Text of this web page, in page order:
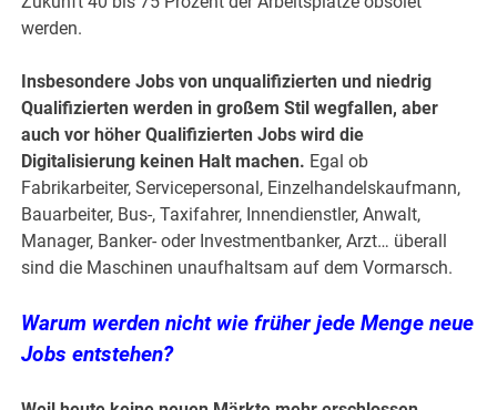
werden.
Insbesondere Jobs von unqualifizierten und niedrig
Qualifizierten werden in großem Stil wegfallen, aber
auch vor höher Qualifizierten Jobs wird die
Digitalisierung keinen Halt machen. Egal ob
Fabrikarbeiter, Servicepersonal, Einzelhandelskaufmann,
Bauarbeiter, Bus-, Taxifahrer, Innendienstler, Anwalt,
Manager, Banker- oder Investmentbanker, Arzt… überall
sind die Maschinen unaufhaltsam auf dem Vormarsch.
Warum werden nicht wie früher jede Menge neue
Jobs entstehen?